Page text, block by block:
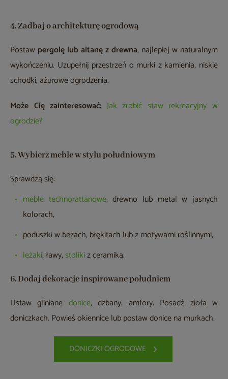
4. Zadbaj o architekturę ogrodową
Postaw pergolę lub altanę z drewna, najlepiej w naturalnym
wykończeniu. Uzupełnij przestrzeń o murki z kamienia, niskie
schodki, ażurowe ogrodzenia.
Może Cię zainteresować: Jak zrobić staw rekreacyjny w
ogrodzie?
5. Wybierz meble w stylu południowym
Sprawdzą się:
meble technorattanowe, drewno lub metal w jasnych
kolorach,
poduszki w beżach, błękitach lub z motywami roślinnymi,
leżaki, ławy,stolikiz ceramiką.
6. Dodaj dekoracje inspirowane południem
Ustaw gliniane donice, dzbany, amfory. Posadź zioła w
doniczkach. Powieś okiennice lub postaw donice na murkach.
DONICZKI OGRODOWE